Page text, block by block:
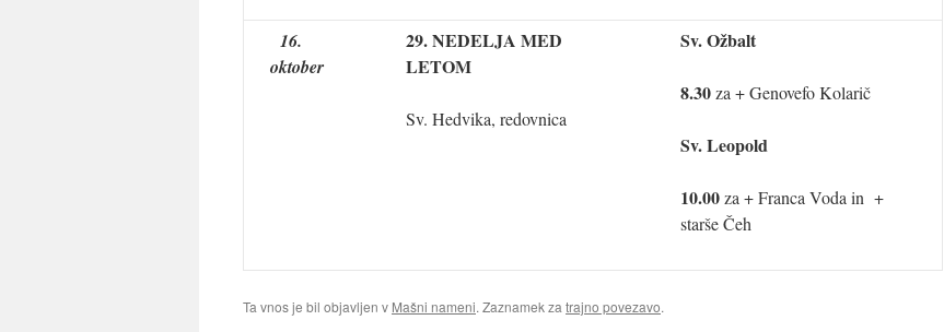
16.
oktober
29. NEDELJA MED
LETOM
Sv. Hedvika, redovnica
Sv. Ožbalt
8.30za + Genovefo Kolarič
Sv. Leopold
10.00za + Franca Voda in +
starše Čeh
Ta vnos je bil objavljen v Mašni nameni. Zaznamek za trajno povezavo.